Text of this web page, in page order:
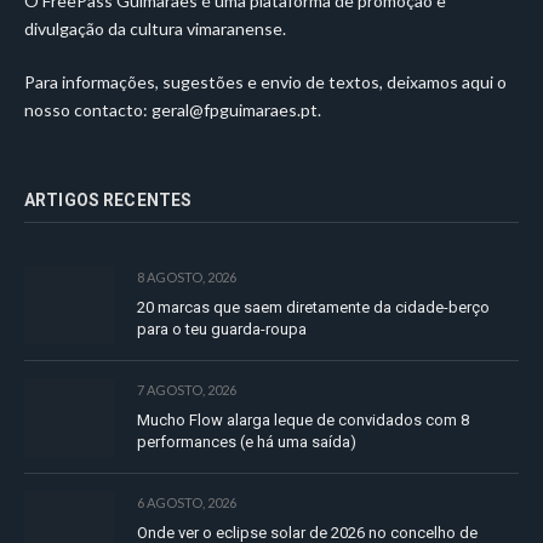
divulgação da cultura vimaranense.
Para informações, sugestões e envio de textos, deixamos aqui o
nosso contacto: geral@fpguimaraes.pt.
ARTIGOS RECENTES
8 AGOSTO, 2026
20 marcas que saem diretamente da cidade-berço
para o teu guarda-roupa
7 AGOSTO, 2026
Mucho Flow alarga leque de convidados com 8
performances (e há uma saída)
6 AGOSTO, 2026
Onde ver o eclipse solar de 2026 no concelho de